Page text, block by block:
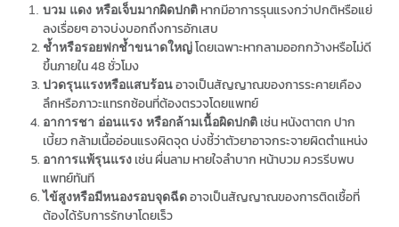
บวม แดง หรือเจ็บมากผิดปกติ หากมีอาการรุนแรงกว่าปกติหรือแย่
ลงเรื่อยๆ อาจบ่งบอกถึงการอักเสบ
ช้ำหรือรอยฟกช้ำขนาดใหญ่โดยเฉพาะหากลามออกกว้างหรือไม่ดี
ขึ้นภายใน 48 ชั่วโมง
ปวดรุนแรงหรือแสบร้อนอาจเป็นสัญญาณของการระคายเคือง
ลึกหรือภาวะแทรกซ้อนที่ต้องตรวจโดยแพทย์
อาการชา อ่อนแรง หรือกล้ามเนื้อผิดปกติ เช่น หนังตาตก ปาก
เบี้ยว กล้ามเนื้ออ่อนแรงผิดจุด บ่งชี้ว่าตัวยาอาจกระจายผิดตำแหน่ง
อาการแพ้รุนแรง เช่น ผื่นลาม หายใจลำบาก หน้าบวม ควรรีบพบ
แพทย์ทันที
ไข้สูงหรือมีหนองรอบจุดฉีดอาจเป็นสัญญาณของการติดเชื้อที่
ต้องได้รับการรักษาโดยเร็ว